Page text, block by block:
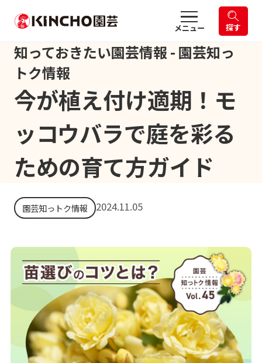
メニュー 探す
知っておきたい園芸情報 - 園芸知っ
トク情報
今が植え付け適期！モ
ッコウバラで庭を彩る
ための育て方ガイド
園芸知っトク情報 2024.11.05